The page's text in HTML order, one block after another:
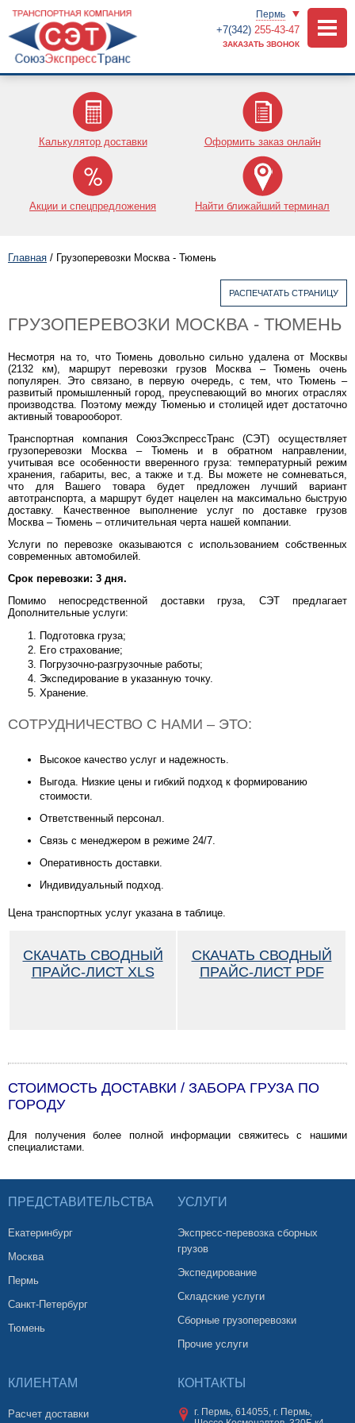
Пермь
+7(342) 255-43-47
ЗАКАЗАТЬ ЗВОНОК
Калькулятор доставки Оформить заказ онлайн
Акции и спецпредложения Найти ближайший терминал
Главная / Грузоперевозки Москва - Тюмень
РАСПЕЧАТАТЬ СТРАНИЦУ
ГРУЗОПЕРЕВОЗКИ МОСКВА - ТЮМЕНЬ
Несмотря на то, что Тюмень довольно сильно удалена от Москвы
(2132 км), маршрут перевозки грузов Москва – Тюмень очень
популярен. Это связано, в первую очередь, с тем, что Тюмень –
развитый промышленный город, преуспевающий во многих отраслях
производства. Поэтому между Тюменью и столицей идет достаточно
активный товарооборот.
Транспортная компания СоюзЭкспрессТранс (СЭТ) осуществляет
грузоперевозки Москва – Тюмень и в обратном направлении,
учитывая все особенности вверенного груза: температурный режим
хранения, габариты, вес, а также и т.д. Вы можете не сомневаться,
что для Вашего товара будет предложен лучший вариант
автотранспорта, а маршрут будет нацелен на максимально быструю
доставку. Качественное выполнение услуг по доставке грузов
Москва – Тюмень – отличительная черта нашей компании.
Услуги по перевозке оказываются с использованием собственных
современных автомобилей.
Срок перевозки: 3 дня.
Помимо непосредственной доставки груза, СЭТ предлагает
Дополнительные услуги:
Подготовка груза;
Его страхование;
Погрузочно-разгрузочные работы;
Экспедирование в указанную точку.
Хранение.
СОТРУДНИЧЕСТВО С НАМИ – ЭТО:
Высокое качество услуг и надежность.
Выгода. Низкие цены и гибкий подход к формированию
стоимости.
Ответственный персонал.
Связь с менеджером в режиме 24/7.
Оперативность доставки.
Индивидуальный подход.
Цена транспортных услуг указана в таблице.
СКАЧАТЬ СВОДНЫЙ
ПРАЙС-ЛИСТ XLS
СКАЧАТЬ СВОДНЫЙ
ПРАЙС-ЛИСТ PDF
СТОИМОСТЬ ДОСТАВКИ / ЗАБОРА ГРУЗА ПО
ГОРОДУ
Для получения более полной информации свяжитесь с нашими
специалистами.
ПРЕДСТАВИТЕЛЬСТВА
Екатеринбург
Москва
Пермь
Санкт-Петербург
Тюмень
УСЛУГИ
Экспресс-перевозка сборных
грузов
Экспедирование
Складские услуги
Сборные грузоперевозки
Прочие услуги
КЛИЕНТАМ
Расчет доставки
КОНТАКТЫ
г. Пермь, 614055, г. Пермь,